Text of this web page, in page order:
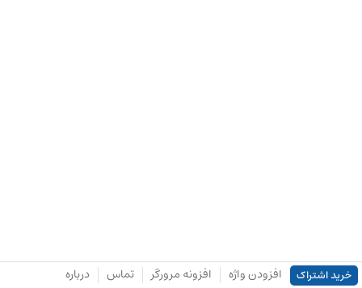
خرید اشتراک افزودن واژه افزونه مرورگر تماس درباره